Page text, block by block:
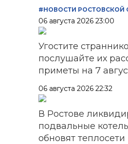
#НОВОСТИ РОСТОВСКОЙ
06 августа 2026 23:00
Угостите
послушайте их
приметы на 7
06 августа 2026 22:32
В Ростове
подвальные
обновят теплосети